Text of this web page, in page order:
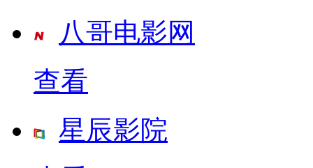
八哥电影网
查看
星辰影院